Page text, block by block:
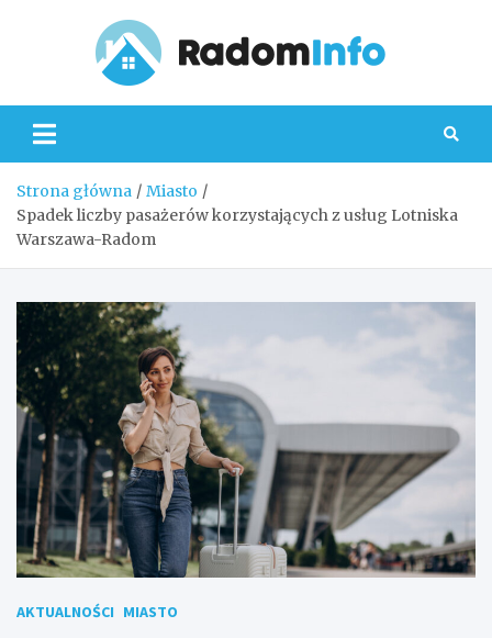
Strona główna
Miasto
Spadek liczby pasażerów korzystających z usług Lotniska
Warszawa-Radom
AKTUALNOŚCI MIASTO